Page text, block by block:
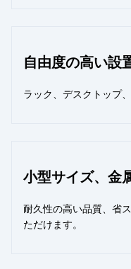
自由度の高い設
ラック、デスクトップ
小型サイズ、金
耐久性の高い品質、省
ただけます。